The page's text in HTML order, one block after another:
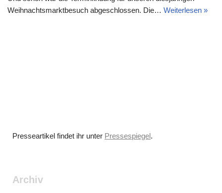
Weihnachtsmarktbesuch abgeschlossen. Die… Weiterlesen »
Presseartikel findet ihr unter Pressespiegel.
Archiv